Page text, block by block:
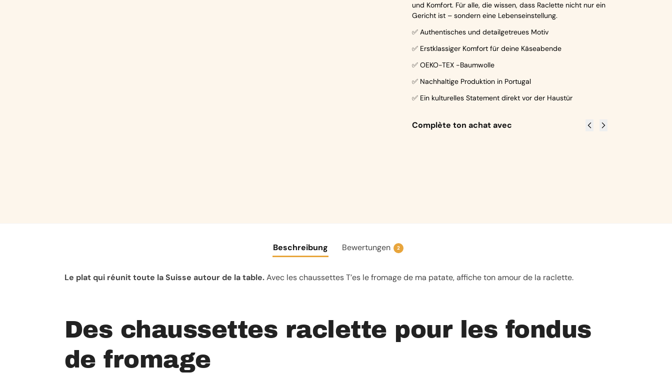
und Komfort. Für alle, die wissen, dass Raclette nicht nur ein
Gericht ist – sondern eine Lebenseinstellung.
✅ Authentisches und detailgetreues Motiv
✅ Erstklassiger Komfort für deine Käseabende
✅ OEKO-TEX -Baumwolle
✅ Nachhaltige Produktion in Portugal
✅ Ein kulturelles Statement direkt vor der Haustür
Complète ton achat avec
Beschreibung Bewertungen 2
Le plat qui réunit toute la Suisse autour de la table.Avec les chaussettes T’es le fromage de ma patate, affiche ton amour de la raclette.
Des chaussettes raclette pour les fondus
de fromage